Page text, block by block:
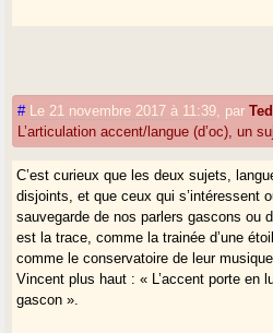
# Le 21 novembre 2017 à 11:39 par
L’articulation accent/langue (d’oc), un
C’est curieux que les deux sujets,
disjoints, et que ceux qui s’intéressent
sauvegarde de nos parlers gascons ou
est la trace, comme la trainée d’une
comme le conservatoire de leur
Vincent plus haut : « L’accent porte en
gascon ».